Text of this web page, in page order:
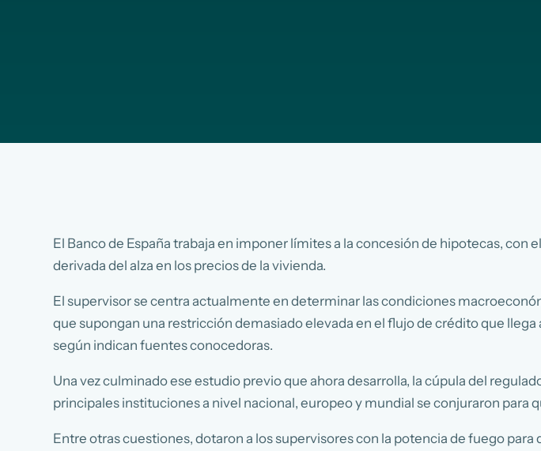
El Banco de España trabaja en imponer límites a la concesión de hipotecas,
derivada del alza en los precios de la vivienda.
El supervisor se centra actualmente en determinar las condiciones
que supongan una restricción demasiado elevada en el flujo de crédito que
según indican fuentes conocedoras.
Una vez culminado ese estudio previo que ahora desarrolla, la cúpula del
principales instituciones a nivel nacional, europeo y mundial se conjuraron para
Entre otras cuestiones, dotaron a los supervisores con la potencia de fuego